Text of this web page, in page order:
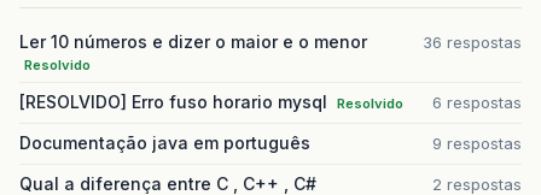
Ler 10 números e dizer o maior e o menor
Resolvido
36 respostas
[RESOLVIDO] Erro fuso horario mysql Resolvido 6 respostas
Documentação java em português 9 respostas
Qual a diferença entre C , C++ , C# 2 respostas